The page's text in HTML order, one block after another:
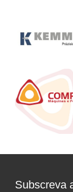
Subscreva